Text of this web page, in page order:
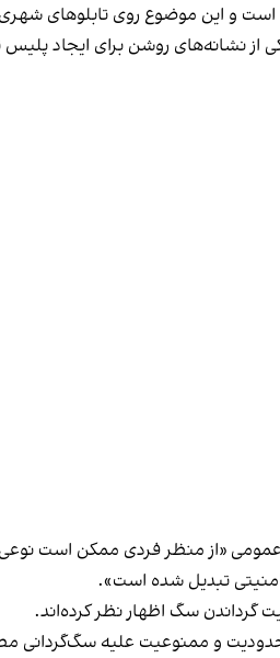
از نشانه‌های روشن برای ایجاد
«از منظر فردی ممکن است نوعی
امنیتی تبدیل شده است».
گرداندن سگ اظهار نظر کرده‌اند.
و ممنوعیت علیه سگ‌گردانی